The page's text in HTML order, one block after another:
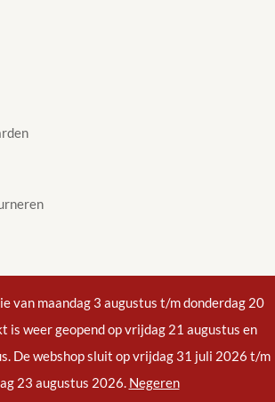
van maandag 3 augustus t/m donderdag 20
is weer geopend op vrijdag 21 augustus en
De webshop sluit op vrijdag 31 juli 2026 t/m
23 augustus 2026. Negeren
Alle rechten